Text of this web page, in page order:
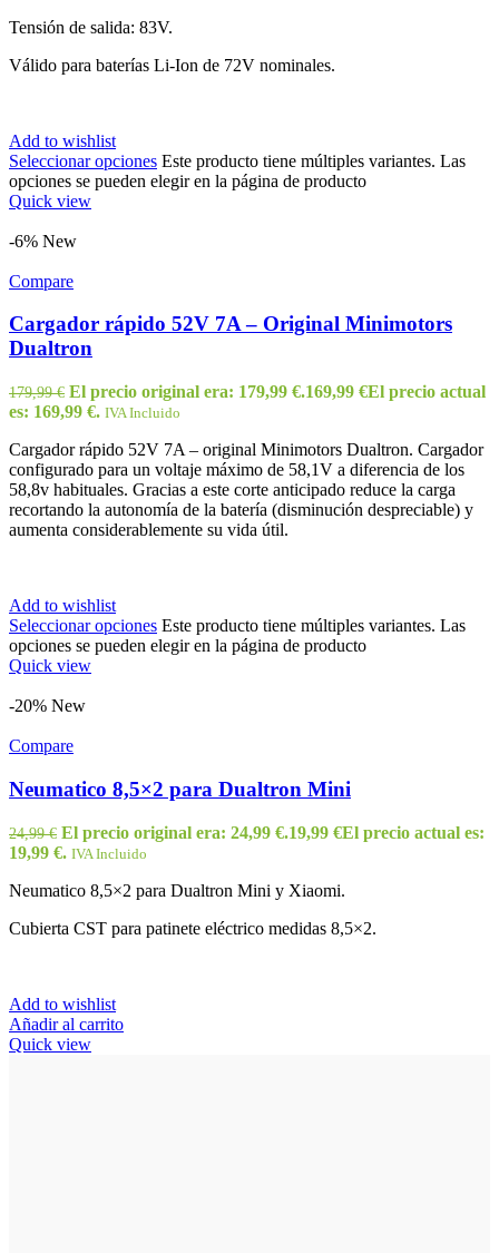
Tensión de salida: 83V.
Válido para baterías Li-Ion de 72V nominales.
Add to wishlist
Seleccionar opciones Este producto tiene múltiples variantes. Las
opciones se pueden elegir en la página de producto
Quick view
-6% New
Compare
Cargador rápido 52V 7A – Original Minimotors
Dualtron
179,99€ El precio original era: 179,99 €.169,99 €El precio actual
es: 169,99 €. IVA Incluido
Cargador rápido 52V 7A – original Minimotors Dualtron. Cargador
configurado para un voltaje máximo de 58,1V a diferencia de los
58,8v habituales. Gracias a este corte anticipado reduce la carga
recortando la autonomía de la batería (disminución despreciable) y
aumenta considerablemente su vida útil.
Add to wishlist
Seleccionar opciones Este producto tiene múltiples variantes. Las
opciones se pueden elegir en la página de producto
Quick view
-20% New
Compare
Neumatico 8,5×2 para Dualtron Mini
24,99€ El precio original era: 24,99 €.19,99 €El precio actual es:
19,99 €. IVA Incluido
Neumatico 8,5×2 para Dualtron Mini y Xiaomi.
Cubierta CST para patinete eléctrico medidas 8,5×2.
Add to wishlist
Añadir al carrito
Quick view